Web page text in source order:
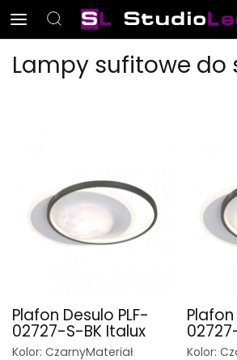
Lampy sufitowe do
Plafon Desulo PLF-
02727-S-BK Italux
Kolor: CzarnyMateriał
Plafon
Kolor: